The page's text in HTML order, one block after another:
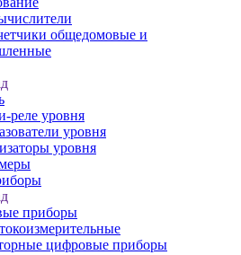
общедомовые и
реле уровня
уровня
уровня
приборы
цифровые приборы